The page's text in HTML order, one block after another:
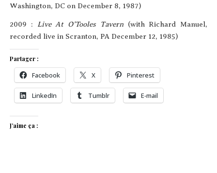
Washing­ton, DC on Decem­ber 8, 1987)
2009 : Live At O’Tooles Tavern(with Richard Manuel,
recor­ded live in Scran­ton, PA Decem­ber 12, 1985)
Partager :
Face­book X Pin­te­rest
Lin­ke­dIn Tum­blr E‑mail
J’aime ça :